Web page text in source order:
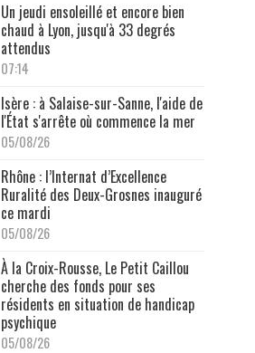
Un jeudi ensoleillé et encore bien
chaud à Lyon, jusqu'à 33 degrés
attendus
07:14
Isère : à Salaise-sur-Sanne, l'aide de
l'État s'arrête où commence la mer
05/08/26
Rhône : l’Internat d’Excellence
Ruralité des Deux-Grosnes inauguré
ce mardi
05/08/26
À la Croix-Rousse, Le Petit Caillou
cherche des fonds pour ses
résidents en situation de handicap
psychique
05/08/26